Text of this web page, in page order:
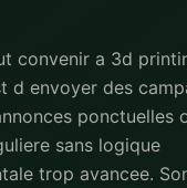
convenir a 3d
d envoyer des
ponctuelles
sans logique
trop avancee.